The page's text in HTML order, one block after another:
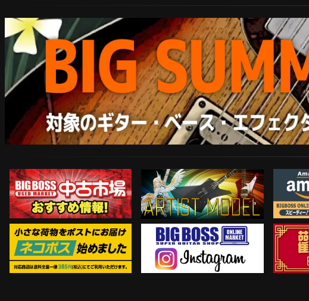
中古市場おすすめ情報!! ARTIST MODEL
ネコポス対象商品はコチラ Instagram